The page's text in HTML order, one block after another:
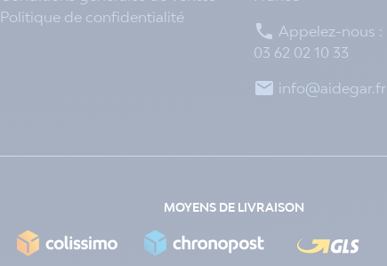
Politique de confidentialité
 Appelez-nous :
03 62 02 10 33
 info@aidegar.fr
MOYENS DE LIVRAISON